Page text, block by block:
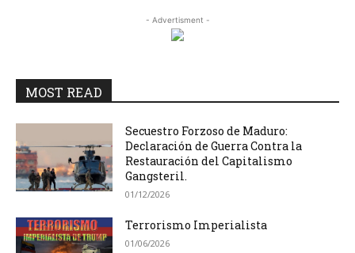
- Advertisment -
MOST READ
Secuestro Forzoso de Maduro:
Declaración de Guerra Contra la
Restauración del Capitalismo
Gangsteril.
01/12/2026
Terrorismo Imperialista
01/06/2026